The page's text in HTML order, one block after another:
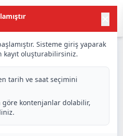
Sisteme giriş yaparak
kayıt oluşturabilirsiniz.
tarih ve saat seçimini
kontenjanlar dolabilir,